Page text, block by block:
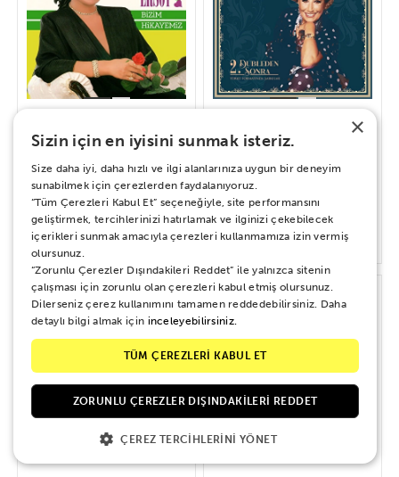
Bülent Ersoy – Bizim Hikayemiz
700 TL
Müzeyyen Senar - 2. Dubleden
720 TL
×
Sizin için en iyisini sunmak isteriz.
Size daha iyi, daha hızlı ve ilgi alanlarınıza uygun bir deneyim
sunabilmek için çerezlerden faydalanıyoruz.
“Tüm Çerezleri Kabul Et” seçeneğiyle, site performansını
geliştirmek, tercihlerinizi hatırlamak ve ilginizi çekebilecek
içerikleri sunmak amacıyla çerezleri kullanmamıza izin vermiş
olursunuz.
“Zorunlu Çerezler Dışındakileri Reddet” ile yalnızca sitenin
çalışması için zorunlu olan çerezleri kabul etmiş olursunuz.
Dilerseniz çerez kullanımını tamamen reddedebilirsiniz. Daha
detaylı bilgi almak için inceleyebilirsiniz.
TÜM ÇEREZLERİ KABUL ET
ZORUNLU ÇEREZLER DIŞINDAKILERI REDDET
ÇEREZ TERCIHLERINI YÖNET